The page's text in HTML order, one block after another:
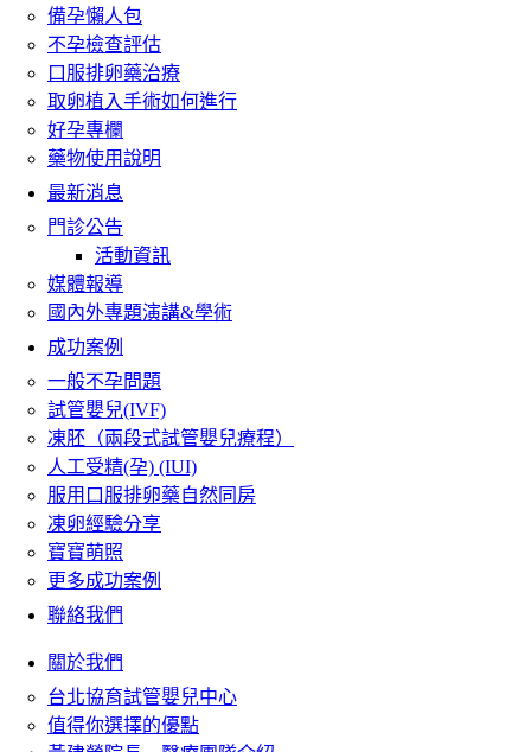
備孕懶人包
不孕檢查評估
口服排卵藥治療
取卵植入手術如何進行
好孕專欄
藥物使用說明
最新消息
門診公告
活動資訊
媒體報導
國內外專題演講&學術
成功案例
一般不孕問題
試管嬰兒(IVF)
凍胚（兩段式試管嬰兒療程）
人工受精(孕) (IUI)
服用口服排卵藥自然同房
凍卵經驗分享
寶寶萌照
更多成功案例
聯絡我們
關於我們
台北協育試管嬰兒中心
值得你選擇的優點